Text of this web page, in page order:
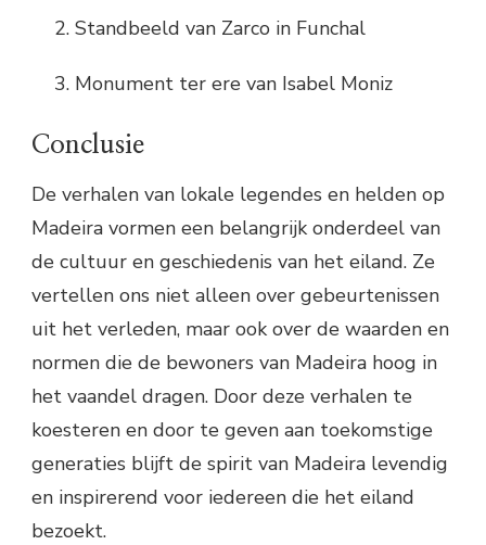
Standbeeld van Zarco in Funchal
Monument ter ere van Isabel Moniz
Conclusie
De verhalen van lokale legendes en helden op
Madeira vormen een belangrijk onderdeel van
de cultuur en geschiedenis van het eiland. Ze
vertellen ons niet alleen over gebeurtenissen
uit het verleden, maar ook over de waarden en
normen die de bewoners van Madeira hoog in
het vaandel dragen. Door deze verhalen te
koesteren en door te geven aan toekomstige
generaties blijft de spirit van Madeira levendig
en inspirerend voor iedereen die het eiland
bezoekt.